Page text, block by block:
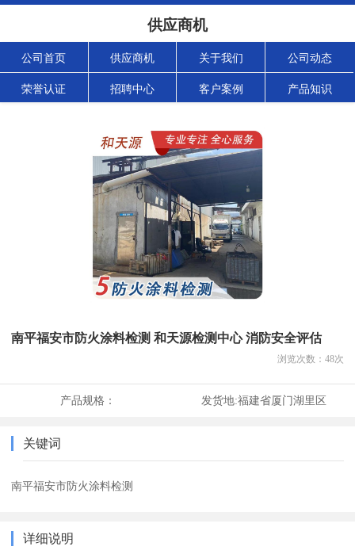
供应商机
公司首页 供应商机 关于我们 公司动态
荣誉认证 招聘中心 客户案例 产品知识
南平福安市防火涂料检测 和天源检测中心 消防安全评估
浏览次数： 48次
产品规格： 发货地:福建省厦门湖里区
关键词
南平福安市防火涂料检测
详细说明